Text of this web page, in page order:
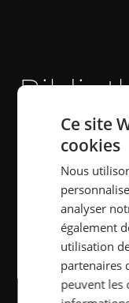
Images
et de
de gestion
Ce site
cookies
Nous
analyser
également
utilisation
partenaires
peuvent les